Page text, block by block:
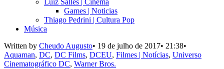
Luiz Salles | Cinema
Games | Noticias
Thiago Pedrini | Cultura Pop
Música
Written by Cheudo Augusto• 19 de julho de 2017• 21:38•
Aquaman, DC, DC Films, DCEU, Filmes | Notícias, Universo
Cinematográfico DC, Warner Bros.